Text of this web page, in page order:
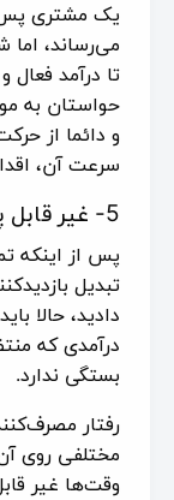
یک مشتری پس
می‌رساند، اما
تا درآمد فعال
حواستان به
و دائما از
سرعت آن،
5- غیر قابل پیش‌بینی بودن
پس از اینکه
تبدیل
دادید، حالا
درآمدی که
بستگی ندارد.
رفتار
مختلفی روی
وقت‌ها غیر